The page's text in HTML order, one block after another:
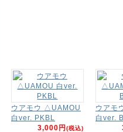
ウアモウ △UAMOU
白ver. PKBL
3,000円(税込)
ウアモ
白ver.